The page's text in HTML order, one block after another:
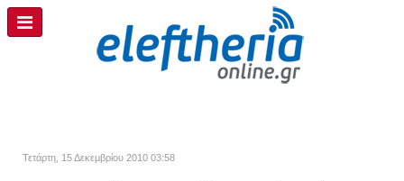
Τετάρτη, 15 Δεκεμβρίου 2010 03:58